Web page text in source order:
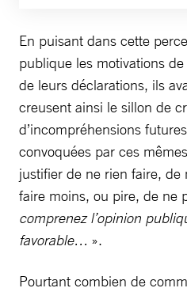
En puisant dans cette
publique les motivations
de leurs déclarations, ils
creusent ainsi le sillon de
d’incompréhensions
convoquées par ces
justifier de ne rien faire, de
faire moins, ou pire, de ne
comprenez l’opinion
favorable… ».
Pourtant combien de